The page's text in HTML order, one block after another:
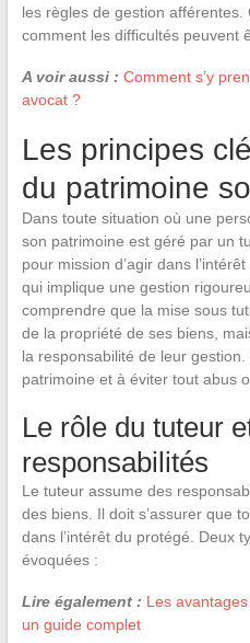
les règles de gestion
comment les difficultés peuvent
A voir aussi : Comment s’y
avocat ?
Les principes
du patrimoine
Dans toute situation où une
son patrimoine est géré par un
pour mission d’agir dans
qui implique une gestion
comprendre que la mise sous
de la propriété de ses biens,
la responsabilité de leur
patrimoine et à éviter tout abus
Le rôle du tuteur
responsabilités
Le tuteur assume des
des biens. Il doit s’assurer que
dans l’intérêt du protégé. Deux
évoquées :
Lire également : Les
un guide complet